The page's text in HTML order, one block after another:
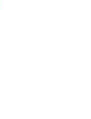
รราคาสูงขึ้น